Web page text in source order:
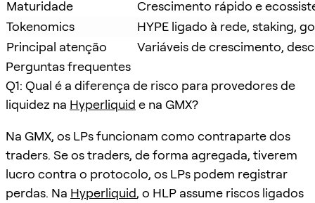
Maturidade
Crescimento rápido e
Tokenomics
HYPE ligado à rede, staking,
Principal atenção
Variáveis de crescimento,
Perguntas frequentes
Q1: Qual é a diferença de risco para provedores de
liquidez na Hyperliquid e na GMX?
Na GMX, os LPs funcionam como contraparte dos
traders. Se os traders, de forma agregada, tiverem
lucro contra o protocolo, os LPs podem registrar
perdas. Na Hyperliquid, o HLP assume riscos ligados